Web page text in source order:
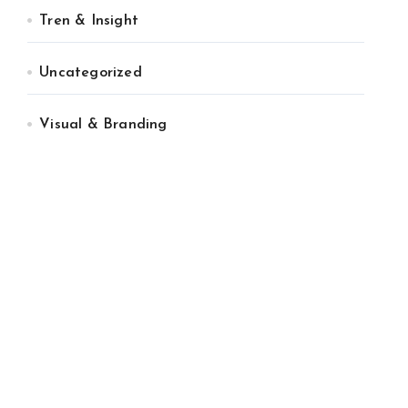
Tren & Insight
Uncategorized
Visual & Branding